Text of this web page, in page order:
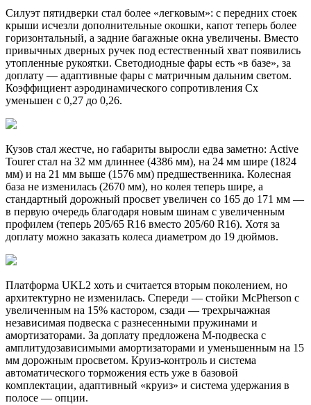
Силуэт пятидверки стал более «легковым»: с передних стоек
крыши исчезли дополнительные окошки, капот теперь более
горизонтальный, а задние багажные окна увеличены. Вместо
привычных дверных ручек под естественный хват появились
утопленные рукоятки. Светодиодные фары есть «в базе», за
доплату — адаптивные фары с матричным дальним светом.
Коэффициент аэродинамического сопротивления Cx
уменьшен с 0,27 до 0,26.
Кузов стал жестче, но габариты выросли едва заметно: Active
Tourer стал на 32 мм длиннее (4386 мм), на 24 мм шире (1824
мм) и на 21 мм выше (1576 мм) предшественника. Колесная
база не изменилась (2670 мм), но колея теперь шире, а
стандартный дорожный просвет увеличен со 165 до 171 мм —
в первую очередь благодаря новым шинам с увеличенным
профилем (теперь 205/65 R16 вместо 205/60 R16). Хотя за
доплату можно заказать колеса диаметром до 19 дюймов.
Платформа UKL2 хоть и считается вторым поколением, но
архитектурно не изменилась. Спереди — стойки McPherson с
увеличенным на 15% кастором, сзади — трехрычажная
независимая подвеска с разнесенными пружинами и
амортизаторами. За доплату предложена M-подвеска с
амплитудозависимыми амортизаторами и уменьшенным на 15
мм дорожным просветом. Круиз-контроль и система
автоматического торможения есть уже в базовой
комплектации, адаптивный «круиз» и система удержания в
полосе — опции.